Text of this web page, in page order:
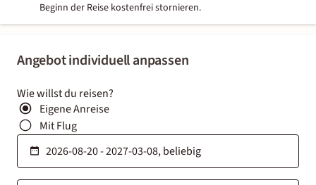
Angebot individuell anpassen
Wie willst du reisen?
Eigene Anreise
Mit Flug
Beginn der Reise kostenfrei stornieren.